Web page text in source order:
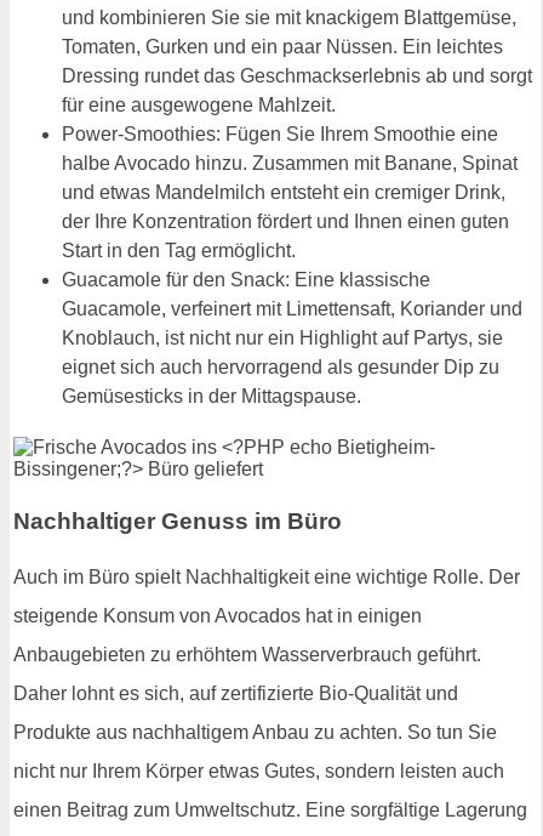
und kombinieren Sie sie mit knackigem Blattgemüse,
Tomaten, Gurken und ein paar Nüssen. Ein leichtes
Dressing rundet das Geschmackserlebnis ab und sorgt
für eine ausgewogene Mahlzeit.
Power-Smoothies: Fügen Sie Ihrem Smoothie eine
halbe Avocado hinzu. Zusammen mit Banane, Spinat
und etwas Mandelmilch entsteht ein cremiger Drink,
der Ihre Konzentration fördert und Ihnen einen guten
Start in den Tag ermöglicht.
Guacamole für den Snack: Eine klassische
Guacamole, verfeinert mit Limettensaft, Koriander und
Knoblauch, ist nicht nur ein Highlight auf Partys, sie
eignet sich auch hervorragend als gesunder Dip zu
Gemüsesticks in der Mittagspause.
Nachhaltiger Genuss im Büro
Auch im Büro spielt Nachhaltigkeit eine wichtige Rolle. Der
steigende Konsum von Avocados hat in einigen
Anbaugebieten zu erhöhtem Wasserverbrauch geführt.
Daher lohnt es sich, auf zertifizierte Bio-Qualität und
Produkte aus nachhaltigem Anbau zu achten. So tun Sie
nicht nur Ihrem Körper etwas Gutes, sondern leisten auch
einen Beitrag zum Umweltschutz. Eine sorgfältige Lagerung